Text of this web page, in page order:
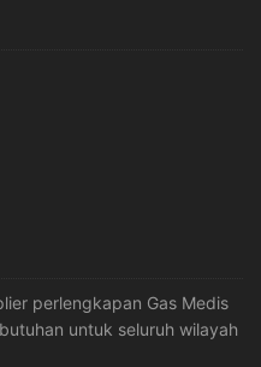
perlengkapan Gas Medis
untuk seluruh wilayah